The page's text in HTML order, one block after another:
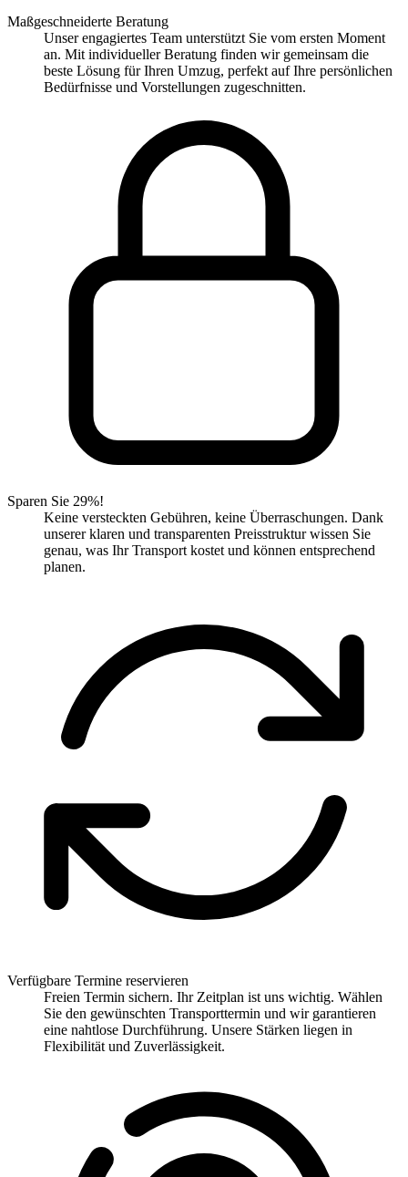
Maßgeschneiderte Beratung
Unser engagiertes Team unterstützt Sie vom ersten Moment
an. Mit individueller Beratung finden wir gemeinsam die
beste Lösung für Ihren Umzug, perfekt auf Ihre persönlichen
Bedürfnisse und Vorstellungen zugeschnitten.
Sparen Sie 29%!
Keine versteckten Gebühren, keine Überraschungen. Dank
unserer klaren und transparenten Preisstruktur wissen Sie
genau, was Ihr Transport kostet und können entsprechend
planen.
Verfügbare Termine reservieren
Freien Termin sichern. Ihr Zeitplan ist uns wichtig. Wählen
Sie den gewünschten Transporttermin und wir garantieren
eine nahtlose Durchführung. Unsere Stärken liegen in
Flexibilität und Zuverlässigkeit.